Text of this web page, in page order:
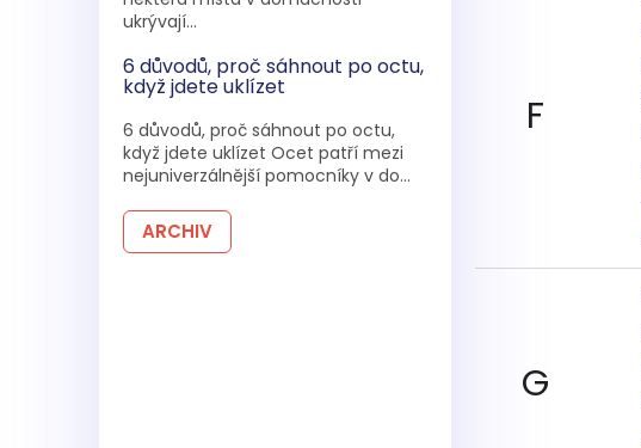
ukrývají...
6 důvodů, proč sáhnout po octu,
když jdete uklízet
6 důvodů, proč sáhnout po octu,
když jdete uklízet Ocet patří mezi
nejuniverzálnější pomocníky v do...
ARCHIV
F
G